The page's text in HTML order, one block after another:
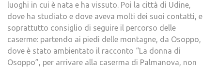
luoghi in cui è nata e ha vissuto. Poi la città di Udine,
dove ha studiato e dove aveva molti dei suoi contatti, e
soprattutto consiglio di seguire il percorso delle
caserme: partendo ai piedi delle montagne, da Osoppo,
dove è stato ambientato il racconto “La donna di
Osoppo”, per arrivare alla caserma di Palmanova, non